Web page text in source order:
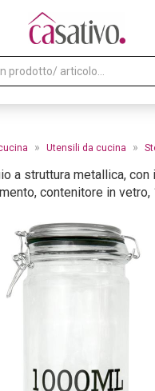
» Utensili da cucina »
a struttura metallica, con
contenitore in vetro,